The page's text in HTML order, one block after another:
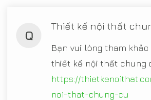
Q
Thiết kế nội thất
Bạn vui lòng tham khảo
thiết kế nội thất chung
https://
noi-that-chung-cu